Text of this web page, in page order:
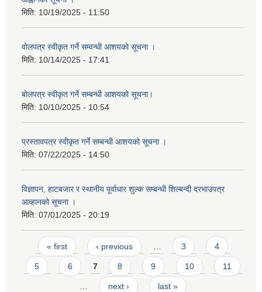
मिति: 10/19/2025 - 11:50
वोलपत्र स्वीकृत गर्ने सम्वन्धी आशयको सूचना ।
मिति: 10/14/2025 - 17:41
बोलपत्र स्वीकृत गर्ने सम्बन्धी आशयको सूचना।
मिति: 10/10/2025 - 10:54
प्रस्तावपत्र स्वीकृत गर्ने सम्बन्धी आशयको सूचना ।
मिति: 07/22/2025 - 14:50
विज्ञापन, हाटबजार र स्थानीय पूर्वाधार शुल्क सम्बन्धी शिल्बन्दी दरभाउपत्र
आव्हानको सूचना ।
मिति: 07/01/2025 - 20:19
Pages
« first ‹ previous … 3 4
5 6 7 8 9 10 11
… next › last »